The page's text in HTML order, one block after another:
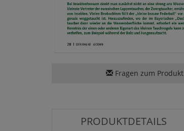
Fragen zum Produkt
PRODUKTDETAILS